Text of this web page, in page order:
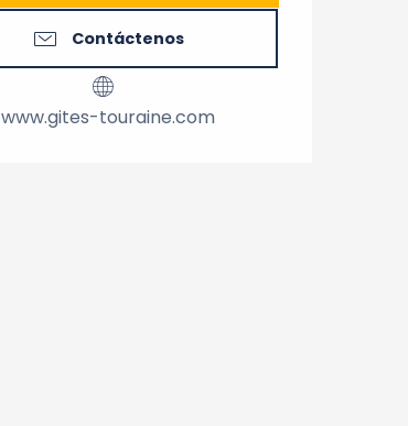
Contáctenos
www.gites-touraine.com